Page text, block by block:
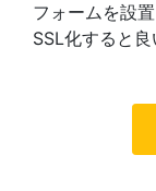
フォームを設
SSL化すると良